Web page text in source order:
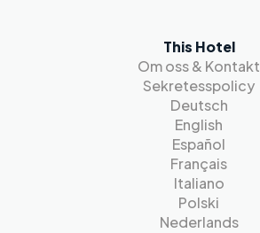
This Hotel
Om oss & Kontakt
Sekretesspolicy
Deutsch
English
Español
Français
Italiano
Polski
Nederlands